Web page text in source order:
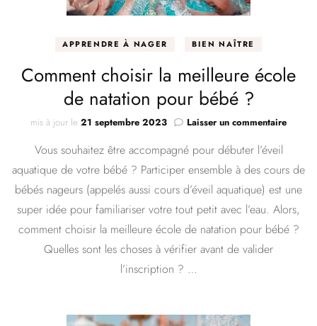
APPRENDRE À NAGER BIEN NAÎTRE
Comment choisir la meilleure école
de natation pour bébé ?
mis à jour le 21 septembre 2023 Laisser un commentairesur
école
de
pour
Vous souhaitez être accompagné pour débuter l’éveil
aquatique de votre bébé ? Participer ensemble à des cours de
bébés nageurs (appelés aussi cours d’éveil aquatique) est une
super idée pour familiariser votre tout petit avec l’eau. Alors,
comment choisir la meilleure école de natation pour bébé ?
Quelles sont les choses à vérifier avant de valider
l’inscription ? …